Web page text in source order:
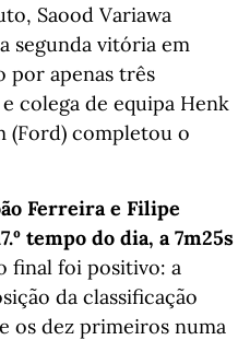
Saood Variawa
segunda vitória em
por apenas três
colega de equipa Henk
(Ford) completou o
Ferreira e Filipe
tempo do dia, a 7m25s
final foi positivo: a
da classificação
os dez primeiros numa